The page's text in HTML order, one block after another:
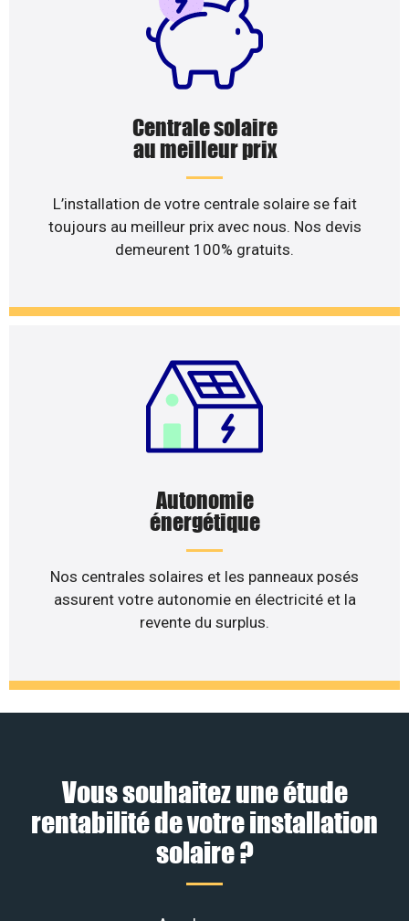
Centrale solaire
au meilleur prix
L’installation de votre centrale solaire se fait
toujours au meilleur prix avec nous. Nos devis
demeurent 100% gratuits.
Autonomie
énergétique
Nos centrales solaires et les panneaux posés
assurent votre autonomie en électricité et la
revente du surplus.
Vous souhaitez une étude
rentabilité de votre installation
solaire ?